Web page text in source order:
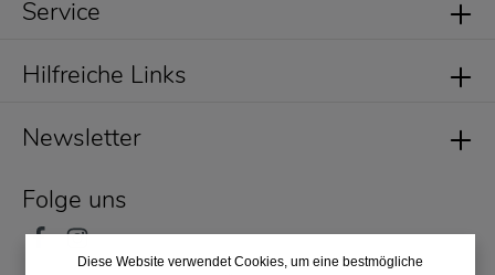
Service
Newsletter
Folge uns
Hilfreiche Links
Diese Website verwendet Cookies, um eine bestmögliche